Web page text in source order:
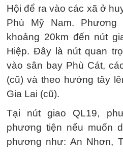
Hội để ra vào các xã ở
Phù Mỹ Nam. Phương
khoảng 20km đến nút
Hiệp. Đây là nút quan
vào sân bay Phù Cát,
(cũ) và theo hướng tây
Gia Lai (cũ).
Tại nút giao QL19,
phương tiện nếu muốn
phương như: An Nhơn,